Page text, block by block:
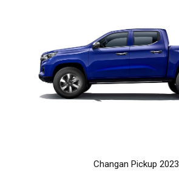
Changan Pickup 2023